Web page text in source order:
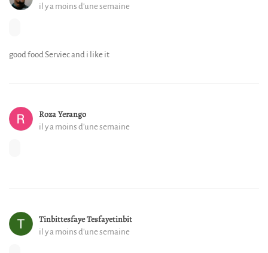
il y a moins d'une semaine
good food Serviec and i like it
Roza Yerango
il y a moins d'une semaine
Tinbittesfaye Tesfayetinbit
il y a moins d'une semaine